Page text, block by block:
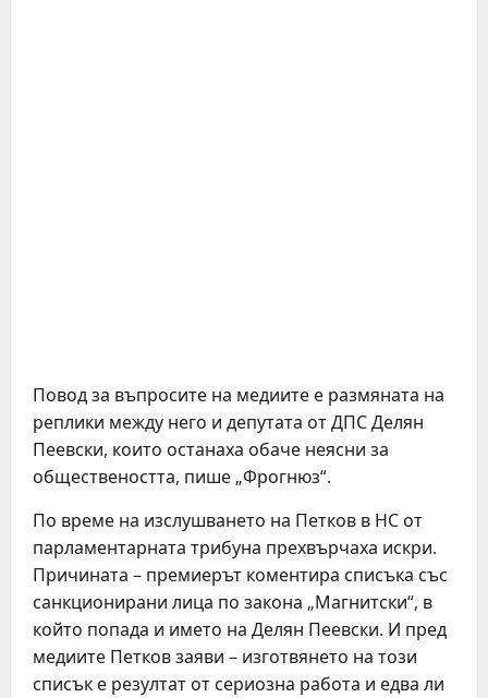
Повод за въпросите на медиите е размяната на
реплики между него и депутата от ДПС Делян
Пеевски, които останаха обаче неясни за
обществеността, пише „Фрогнюз“.
По време на изслушването на Петков в НС от
парламентарната трибуна прехвърчаха искри.
Причината – премиерът коментира списъка със
санкционирани лица по закона „Магнитски“, в
който попада и името на Делян Пеевски. И пред
медиите Петков заяви – изготвянето на този
списък е резултат от сериозна работа и едва ли